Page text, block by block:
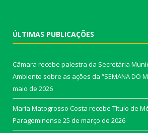
ÚLTIMAS PUBLICAÇÕES
Câmara recebe palestra da Secretária
Ambiente sobre as ações da “SEMANA DO
maio de 2026
Maria Matogrosso Costa recebe Título de
Paragominense 25 de março de 2026